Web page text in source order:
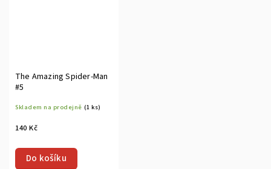
The Amazing Spider-Man
#5
Skladem na prodejně (1 ks)
140 Kč
Do košíku